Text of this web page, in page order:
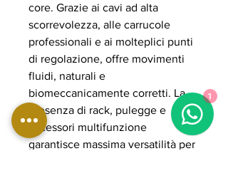
core. Grazie ai cavi ad alta
scorrevolezza, alle carrucole
professionali e ai molteplici punti
di regolazione, offre movimenti
fluidi, naturali e
biomeccanicamente corretti. La
presenza di rack, pulegge e
accessori multifunzione
garantisce massima versatilità per
1